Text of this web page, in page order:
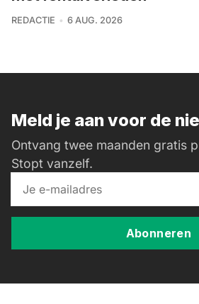
REDACTIE 6 AUG. 2026
Meld je aan voor de
Ontvang twee maanden gratis
Stopt vanzelf.
Abonneren